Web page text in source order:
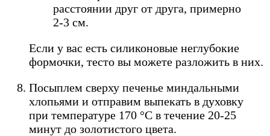
расстоянии друг от друга, примерно
2-3 см.
Если у вас есть силиконовые неглубокие
формочки, тесто вы можете разложить в них.
Посыплем сверху печенье миндальными
хлопьями и отправим выпекать в духовку
при температуре 170 °С в течение 20-25
минут до золотистого цвета.